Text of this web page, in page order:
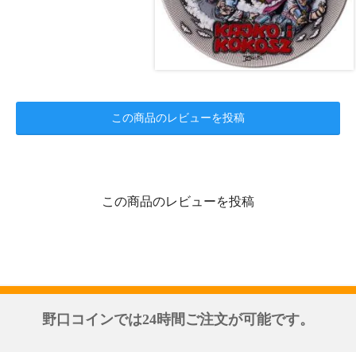
この商品のレビューを投稿
この商品のレビューを投稿
野口コインでは24時間ご注文が可能です。